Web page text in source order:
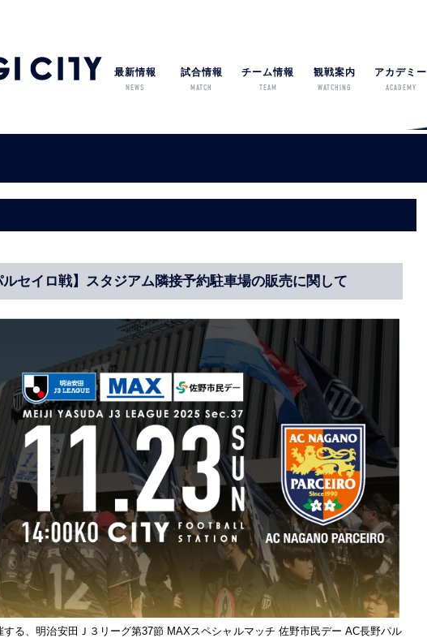
最新情報
NEWS
試合情報
MATCH
チーム情報
TEAM
観戦案内
WATCHING
アカデミー
ACADEMY
ルセイロ戦】スタジアム隣接予約駐車場の販売に関して
する、明治安田Ｊ３リーグ第37節 MAXスペシャルマッチ 佐野市民デー AC長野パル